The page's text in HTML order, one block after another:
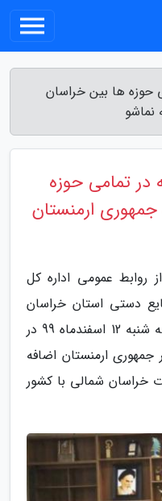
حوزه ها بین خراسان
تمامی حوزه
ارمنستان
روابط عمومی اداره کل
دستی استان خراسان
شمالی، محمدعلی شجاعی روز سه شنبه 12 اسفندماه 99 در
جمهوری ارمنستان اضافه
خراسان شمالی با کشور